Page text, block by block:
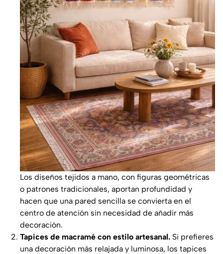
Los diseños tejidos a mano, con figuras geométricas
o patrones tradicionales, aportan profundidad y
hacen que una pared sencilla se convierta en el
centro de atención sin necesidad de añadir más
decoración.
Tapices de macramé con estilo artesanal. Si prefieres
una decoración más relajada y luminosa, los tapices